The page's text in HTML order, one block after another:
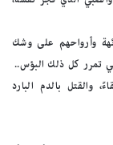
وأرواحهم على وشك
كي تمرر كل ذلك البؤس..
والقتل بالدم البارد